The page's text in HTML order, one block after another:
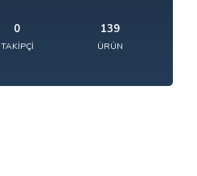
0
TAKIPÇI
139
ÜRÜN